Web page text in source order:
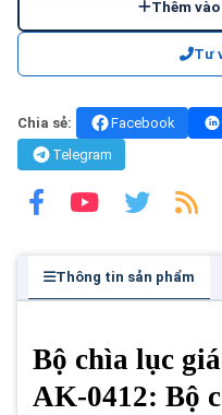
Thêm
Tư
Chia sẻ: Facebook
Telegram
Thông tin sản phẩm
Bộ chìa lục
AK-0412: Bộ